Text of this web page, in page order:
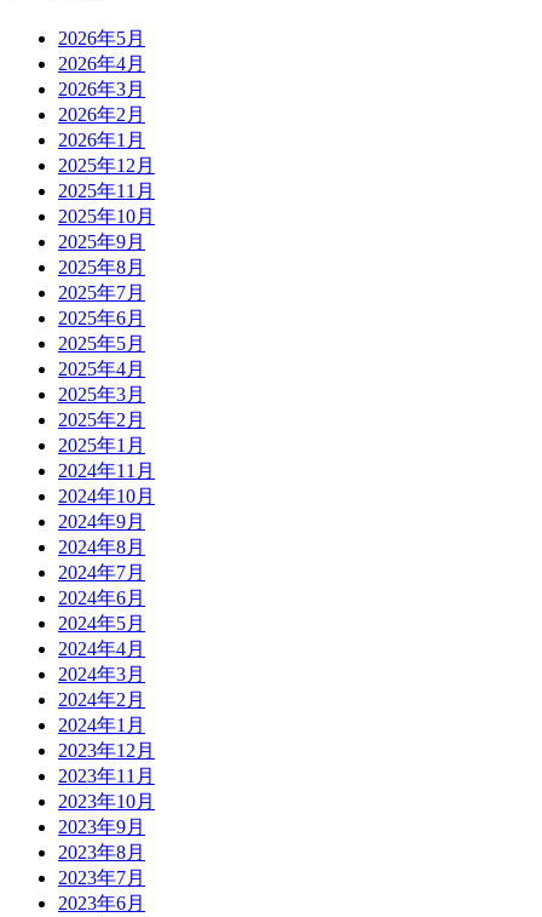
2026年5月
2026年4月
2026年3月
2026年2月
2026年1月
2025年12月
2025年11月
2025年10月
2025年9月
2025年8月
2025年7月
2025年6月
2025年5月
2025年4月
2025年3月
2025年2月
2025年1月
2024年11月
2024年10月
2024年9月
2024年8月
2024年7月
2024年6月
2024年5月
2024年4月
2024年3月
2024年2月
2024年1月
2023年12月
2023年11月
2023年10月
2023年9月
2023年8月
2023年7月
2023年6月